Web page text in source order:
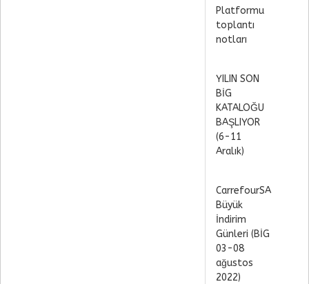
Platformu
toplantı
notları
YILIN SON
BİG
KATALOĞU
BAŞLIYOR
(6-11
Aralık)
CarrefourSA
Büyük
İndirim
Günleri (BİG
03-08
ağustos
2022)